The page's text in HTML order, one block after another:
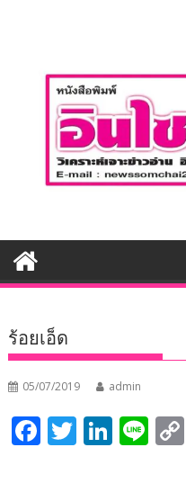
ร้อยเอ็ด
05/07/2019 admin
F T Li Li